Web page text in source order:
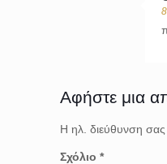
Αφήστε μια
Η ηλ. διεύθυνση σας
Σχόλιο*